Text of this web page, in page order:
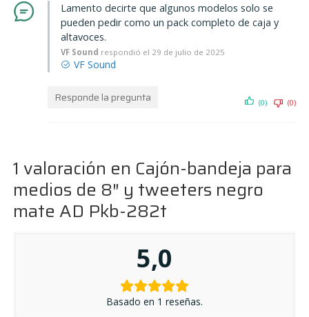
Lamento decirte que algunos modelos solo se
pueden pedir como un pack completo de caja y
altavoces.
VF Sound respondió el 29 de julio de 2025
Responde la pregunta (0) (0)
1 valoración en Cajón-bandeja para
medios de 8″ y tweeters negro
mate AD Pkb-282t
5,0
Basado en 1 reseñas.